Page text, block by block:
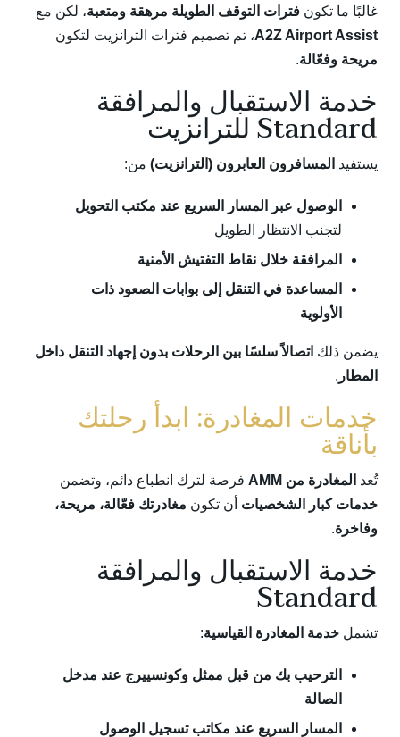
غالبًا ما تكون فترات التوقف الطويلة مرهقة ومتعبة، لكن مع
A2Z Airport Assist، تم تصميم فترات الترانزيت لتكون
مريحة وفعّالة.
خدمة الاستقبال والمرافقة
Standard للترانزيت
يستفيد المسافرون العابرون (الترانزيت) من:
الوصول عبر المسار السريع عند مكتب التحويل
لتجنب الانتظار الطويل
المرافقة خلال نقاط التفتيش الأمنية
المساعدة في التنقل إلى بوابات الصعود ذات
الأولوية
يضمن ذلك اتصالاً سلسًا بين الرحلات بدون إجهاد التنقل داخل
المطار .
خدمات المغادرة: ابدأ رحلتك
بأناقة
تُعد المغادرة من AMM
فرصة لترك انطباع دائم، وتضمن
خدمات كبار الشخصيات أن تكون مغادرتك فعّالة، مريحة،
وفاخرة.
خدمة الاستقبال والمرافقة
Standard
تشمل خدمة المغادرة القياسية:
الترحيب بك من قبل ممثل وكونسييرج عند مدخل
الصالة
المسار السريع عند مكاتب تسجيل الوصول